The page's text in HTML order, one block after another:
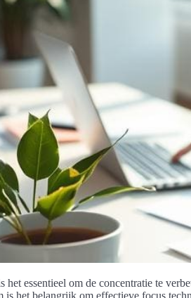
het essentieel om de concentratie te